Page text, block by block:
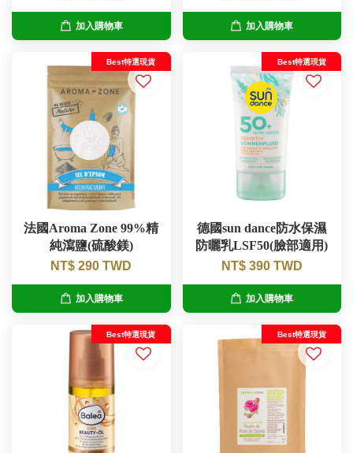
加入購物車 加入購物車
Best特選現貨
法國Aroma Zone 99%精
純瀉鹽(硫酸鎂)
NT$ 290 TWD
加入購物車
Best特選現貨
德國sun dance防水保濕
防曬乳LSF50(臉部適用)
NT$ 390 TWD
加入購物車
Best特選現貨 Best特選現貨